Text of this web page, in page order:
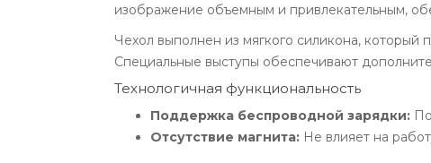
изображение объемным и привлекательным,
Чехол выполнен из мягкого силикона, который
Специальные выступы обеспечивают
Технологичная функциональность
Поддержка беспроводной зарядки:
Отсутствие магнита: Не влияет на